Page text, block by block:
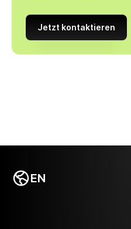
Jetzt kontaktieren
EN